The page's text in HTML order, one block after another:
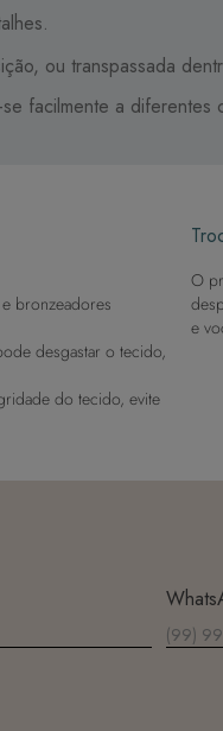
ou transpassada
facilmente a diferentes
bronzeadores
desgastar o tecido,
do tecido, evite
primeiro uso e siga as
O
e